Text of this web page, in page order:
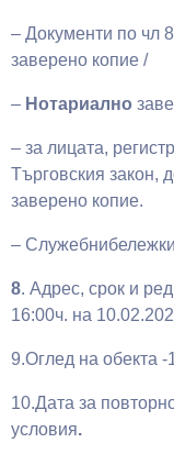
– Документи по чл
заверено копие /
– Нотариално
– за лицата,
Търговския закон,
заверено копие.
–
8. Адрес, срок и
16:00ч. на
9.Оглед на обекта -
10.Дата за
условия.